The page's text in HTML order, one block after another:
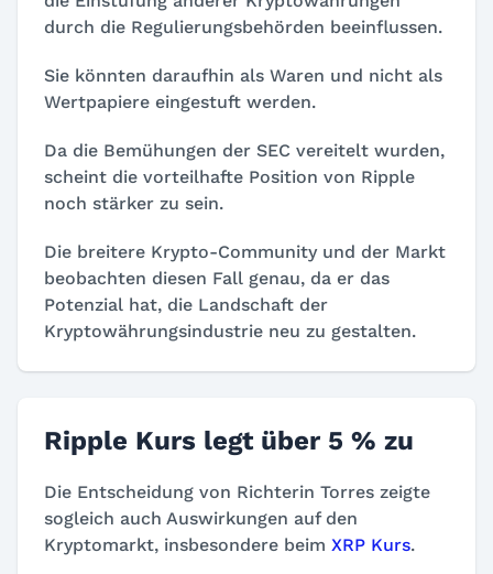
durch die Regulierungsbehörden beeinflussen.
Sie könnten daraufhin als Waren und nicht als
Wertpapiere eingestuft werden.
Da die Bemühungen der SEC vereitelt wurden,
scheint die vorteilhafte Position von Ripple
noch stärker zu sein.
Die breitere Krypto-Community und der Markt
beobachten diesen Fall genau, da er das
Potenzial hat, die Landschaft der
Kryptowährungsindustrie neu zu gestalten.
Ripple Kurs legt über 5 % zu
Die Entscheidung von Richterin Torres zeigte
sogleich auch Auswirkungen auf den
Kryptomarkt, insbesondere beim XRP Kurs.